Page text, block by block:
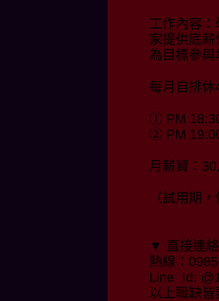
工作內容
家提供底
為目標參與
每月自排休
① PM
② PM
月薪資：
（試用期
▼ 直接連
熱線：
Line Id:
以上職缺